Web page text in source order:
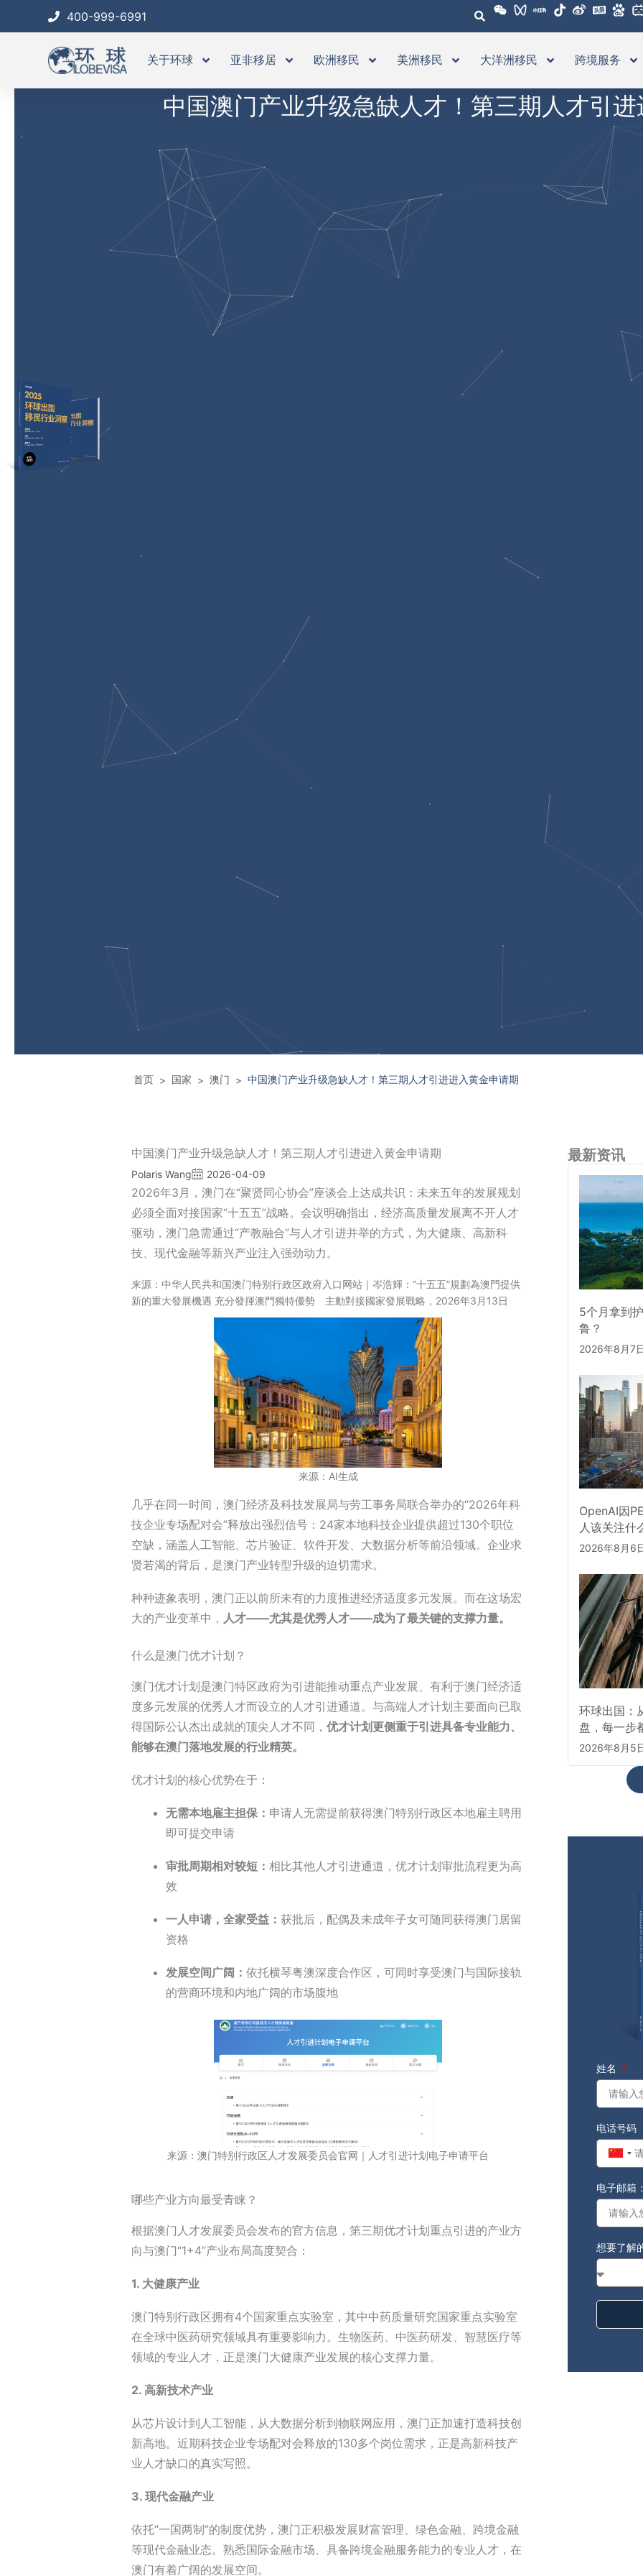
400-999-6991
关于环球 亚非移居 欧洲移民 美洲移民 大洋洲移民 跨境服务
中国澳门产业升级急缺人才！第三期人才引
首页 > 国家 > 澳门 > 中国澳门产业升级急缺人才！第三期人才引进进入黄金申请期
中国澳门产业升级急缺人才！第三期人才引进进入黄金申请期
Polaris Wang 2026-04-09
2026年3月，澳门在“聚贤同心协会”座谈会上达成共识：未来五年的发展规划
必须全面对接国家“十五五”战略。会议明确指出，经济高质量发展离不开人才
驱动，澳门急需通过“产教融合”与人才引进并举的方式，为大健康、高新科
技、现代金融等新兴产业注入强劲动力。
来源：中华人民共和国澳门特别行政区政府入口网站｜岑浩輝：“十五五”規劃為澳門提供
新的重大發展機遇 充分發揮澳門獨特優勢 主動對接國家發展戰略，2026年3月13日
来源：AI生成
几乎在同一时间，澳门经济及科技发展局与劳工事务局联合举办的“2026年科
技企业专场配对会”释放出强烈信号：24家本地科技企业提供超过130个职位
空缺，涵盖人工智能、芯片验证、软件开发、大数据分析等前沿领域。企业求
贤若渴的背后，是澳门产业转型升级的迫切需求。
种种迹象表明，澳门正以前所未有的力度推进经济适度多元发展。而在这场宏
大的产业变革中， 人才——尤其是优秀人才——成为了最关键的支撑力量。
什么是澳门优才计划 ？
澳门优才计划是澳门特区政府为引进能推动重点产业发展、有利于澳门经济适
度多元发展的优秀人才而设立的人才引进通道。与高端人才计划主要面向已取
得国际公认杰出成就的顶尖人才不同， 优才计划更侧重于引进具备专业能力、
能够在澳门落地发展的行业精英。
优才计划的核心优势在于：
无需本地雇主担保 ： 申请人无需提前获得澳门特别行政区本地雇主聘用
即可提交申请
审批周期相对较短 ： 相比其他人才引进通道，优才计划审批流程更为高
效
一人申请，全家受益 ： 获批后，配偶及未成年子女可随同获得澳门居留
资格
发展空间广阔 ： 依托横琴粤澳深度合作区 ，可同时享受澳门与国际接轨
的营商环境和内地广阔的市场腹地
来源：澳门特别行政区人才发展委员会官网｜人才引进计划电子申请平台
哪些产业方向最受青睐？
根据澳门人才发展委员会发布的官方信息，第三期优才计划重点引进的产业方
向与澳门“1+4”产业布局高度契合：
1. 大健康产业
澳门特别行政区拥有4个国家重点实验室，其中中药质量研究国家重点实验室
在全球中医药研究领域具有重要影响力。生物医药、中医药研发、智慧医疗等
领域的专业人才，正是澳门大健康产业发展的核心支撑力量。
2. 高新技术产业
从芯片设计到人工智能，从大数据分析到物联网应用，澳门正加速打造科技创
新高地。近期科技企业专场配对会释放的130多个岗位需求，正是高新科技产
业人才缺口的真实写照。
3. 现代金融产业
依托“一国两制”的制度优势，澳门正积极发展财富管理、绿色金融、跨境金融
等现代金融业态。熟悉国际金融市场、具备跨境金融服务能力的专业人才，在
澳门有着广阔的发展空间。
最新资讯
5个月拿到
鲁？
2026年8月7
OpenAI因
人该关注什
2026年8月6
环球出国：
盘，每一步
2026年8月5
姓名
电话号码
电子邮箱
想要了解